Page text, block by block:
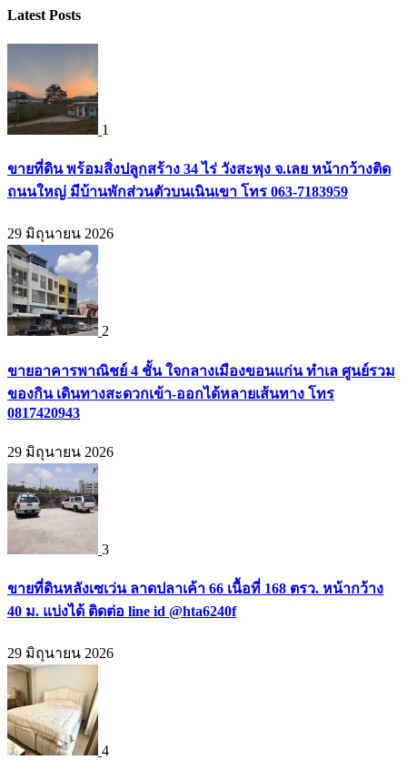
Latest Posts
1
ขายที่ดิน พร้อมสิ่งปลูกสร้าง 34 ไร่ วังสะพุง จ.เลย หน้ากว้างติด
ถนนใหญ่ มีบ้านพักส่วนตัวบนเนินเขา โทร 063-7183959
29 มิถุนายน 2026
2
ขายอาคารพาณิชย์ 4 ชั้น ใจกลางเมืองขอนแก่น ทำเล ศูนย์รวม
ของกิน เดินทางสะดวกเข้า-ออกได้หลายเส้นทาง โทร
0817420943
29 มิถุนายน 2026
3
ขายที่ดินหลังเซเว่น ลาดปลาเค้า 66 เนื้อที่ 168 ตรว. หน้ากว้าง
40 ม. แบ่งได้ ติดต่อ line id @hta6240f
29 มิถุนายน 2026
4